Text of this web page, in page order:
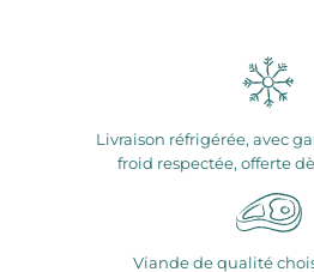
Livraison réfrigérée, avec
froid respectée, offerte
Viande de qualité